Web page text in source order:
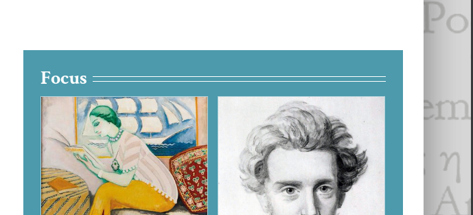
Focus
Eloge de la lecture
Focus